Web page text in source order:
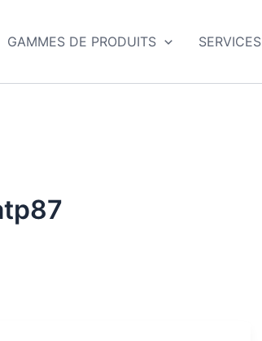
GAMMES DE PRODUITS SERVICES